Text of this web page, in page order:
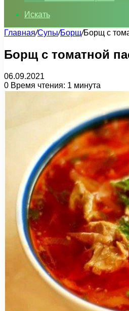
Искать
Главная/Супы/Борщ/Борщ с
Борщ с томатной
06.09.2021
0 Время чтения: 1 минута